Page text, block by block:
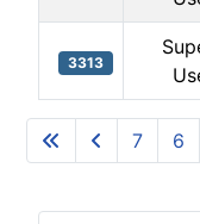
3313
الصفحة 2 من 7 6
7